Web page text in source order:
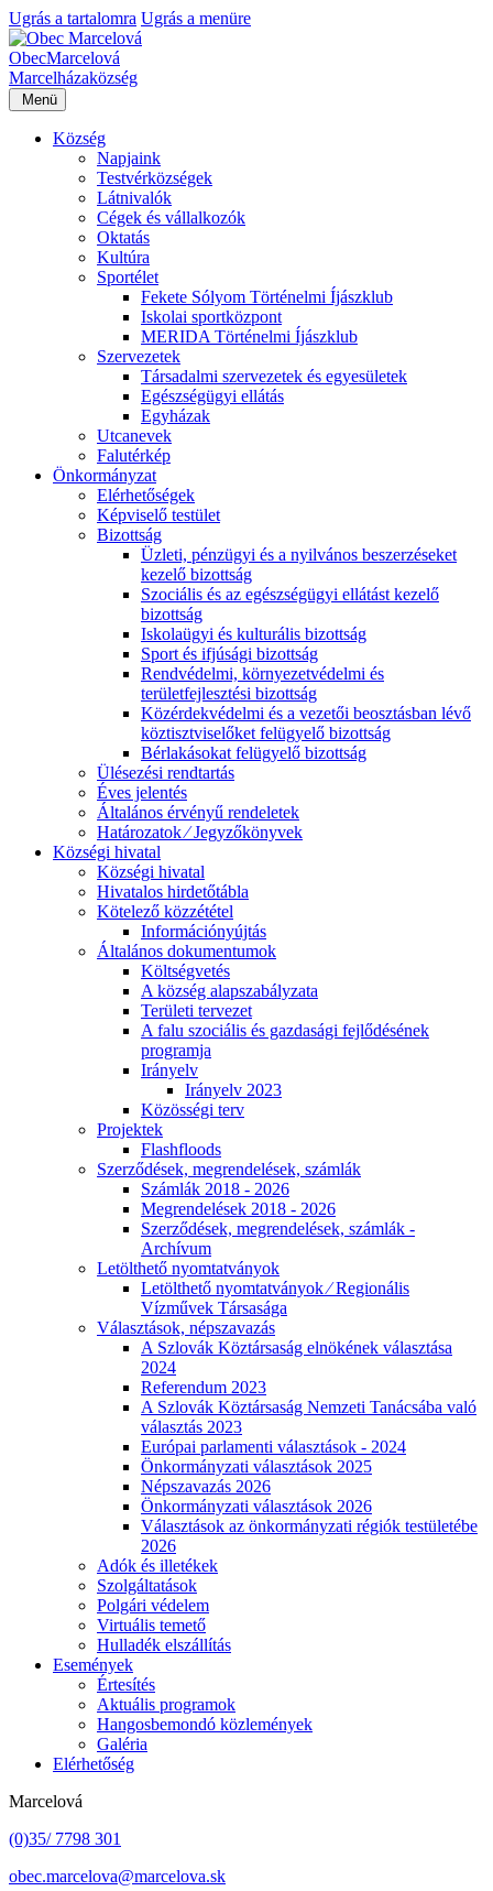
Ugrás a tartalomra Ugrás a menüre
ObecMarcelová
Marcelházaközség
Menü
Község
Napjaink
Testvérközségek
Látnivalók
Cégek és vállalkozók
Oktatás
Kultúra
Sportélet
Fekete Sólyom Történelmi Íjászklub
Iskolai sportközpont
MERIDA Történelmi Íjászklub
Szervezetek
Társadalmi szervezetek és egyesületek
Egészségügyi ellátás
Egyházak
Utcanevek
Falutérkép
Önkormányzat
Elérhetőségek
Képviselő testület
Bizottság
Üzleti, pénzügyi és a nyilvános beszerzéseket
kezelő bizottság
Szociális és az egészségügyi ellátást kezelő
bizottság
Iskolaügyi és kulturális bizottság
Sport és ifjúsági bizottság
Rendvédelmi, környezetvédelmi és
területfejlesztési bizottság
Közérdekvédelmi és a vezetői beosztásban lévő
köztisztviselőket felügyelő bizottság
Bérlakásokat felügyelő bizottság
Ülésezési rendtartás
Éves jelentés
Általános érvényű rendeletek
Határozatok ⁄ Jegyzőkönyvek
Községi hivatal
Községi hivatal
Hivatalos hirdetőtábla
Kötelező közzététel
Információnyújtás
Általános dokumentumok
Költségvetés
A község alapszabályzata
Területi tervezet
A falu szociális és gazdasági fejlődésének
programja
Irányelv
Irányelv 2023
Közösségi terv
Projektek
Flashfloods
Szerződések, megrendelések, számlák
Számlák 2018 - 2026
Megrendelések 2018 - 2026
Szerződések, megrendelések, számlák -
Archívum
Letölthető nyomtatványok
Letölthető nyomtatványok ⁄ Regionális
Vízművek Társasága
Választások, népszavazás
A Szlovák Köztársaság elnökének választása
2024
Referendum 2023
A Szlovák Köztársaság Nemzeti Tanácsába való
választás 2023
Európai parlamenti választások - 2024
Önkormányzati választások 2025
Népszavazás 2026
Önkormányzati választások 2026
Választások az önkormányzati régiók testületébe
2026
Adók és illetékek
Szolgáltatások
Polgári védelem
Virtuális temető
Hulladék elszállítás
Események
Értesítés
Aktuális programok
Hangosbemondó közlemények
Galéria
Elérhetőség
Marcelová
(0)35/ 7798 301
obec.marcelova@marcelova.sk